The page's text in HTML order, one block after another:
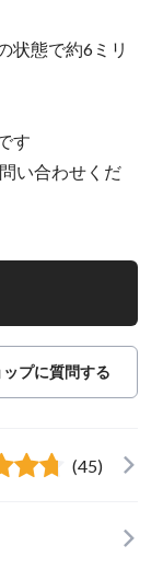
状態で約6ミリ
す
い合わせくだ
ップに質問する
(45)